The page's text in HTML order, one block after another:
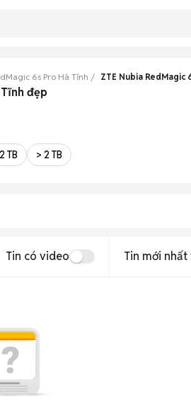
6s Pro Hà Tĩnh ZTE Nubia RedMagic
đẹp
2 TB > 2 TB
Tin có video Tin mới nhất